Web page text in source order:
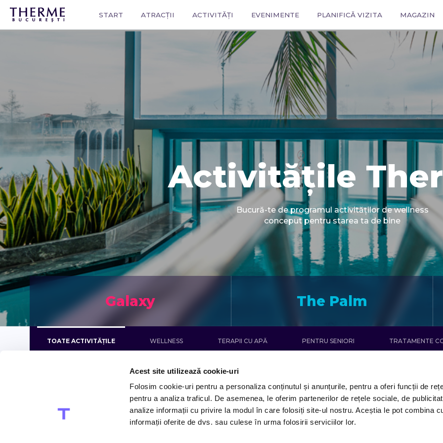
Acest site utilizează cookie-uri
Folosim cookie-uri pentru a personaliza conținutul și anunțurile, pentru a oferi funcții de
pentru a analiza traficul. De asemenea, le oferim partenerilor de rețele sociale, de
analize informații cu privire la modul în care folosiți site-ul nostru. Aceștia le pot combina
informații oferite de dvs. sau culese în urma folosirii serviciilor lor.
START ATRACȚII ACTIVITĂȚI EVENIMENTE PLANIFICĂ VIZITA MAGAZIN
Activitățile
Bucură-te de programul activităților de wellness
conceput pentru starea ta de bine
Galaxy The Palm
TOATE ACTIVITĂȚILE WELLNESS TERAPII CU APĂ PENTRU SENIORI TRATAMENTE